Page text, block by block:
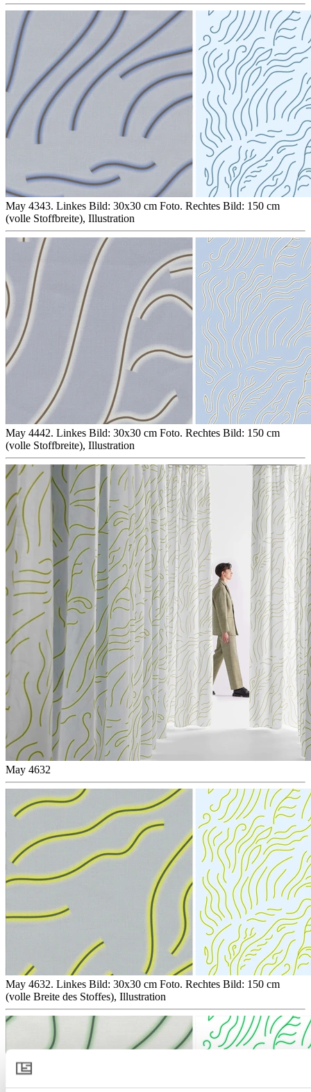
May 4343. Linkes Bild: 30x30 cm Foto. Rechtes Bild: 150 cm
(volle Stoffbreite), Illustration
May 4442. Linkes Bild: 30x30 cm Foto. Rechtes Bild: 150 cm
(volle Stoffbreite), Illustration
May 4632
May 4632. Linkes Bild: 30x30 cm Foto. Rechtes Bild: 150 cm
(volle Breite des Stoffes), Illustration